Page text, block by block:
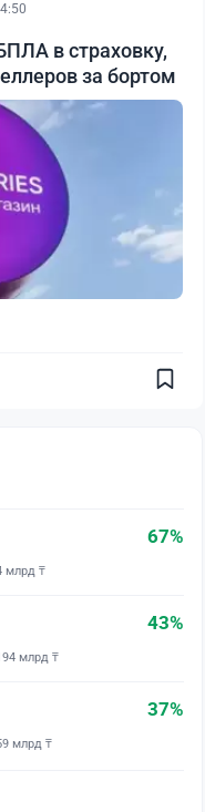
в страховку,
за бортом
67%
млрд ₸
43%
млрд ₸
37%
млрд ₸